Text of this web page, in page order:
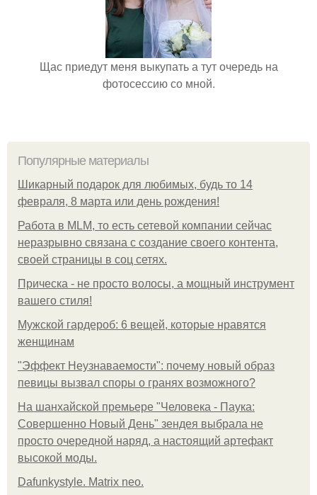
Щас приедут меня выкупать а тут очередь на
фотосессию со мной.
Популярные материалы
Шикарный подарок для любимых, будь то 14
февраля, 8 марта или день рождения!
Работа в MLM, то есть сетевой компании сейчас
неразрывно связана с создание своего контента,
своей страницы в соц сетях.
Прическа - не просто волосы, а мощный инструмент
вашего стиля!
Мужской гардероб: 6 вещей, которые нравятся
женщинам
"Эффект Неузнаваемости": почему новый образ
певицы вызвал споры о гранях возможного?
На шанхайской премьере "Человека - Паука:
Совершенно Новый День" зендея выбрала не
просто очередной наряд, а настоящий артефакт
высокой моды.
Dafunkystyle. Matrix neo.